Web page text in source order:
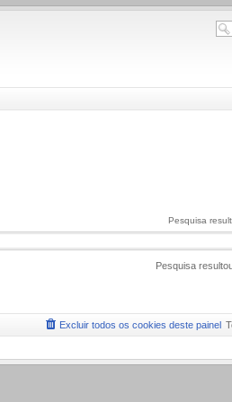
Pesquisa
Pesquisa
Excluir todos os cookies deste painel